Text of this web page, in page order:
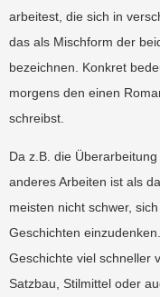
arbeitest, die sich in
das als Mischform der
bezeichnen. Konkret
morgens den einen
schreibst.
Da z.B. die
anderes Arbeiten ist als
meisten nicht schwer,
Geschichten
Geschichte viel schneller
Satzbau, Stilmittel oder